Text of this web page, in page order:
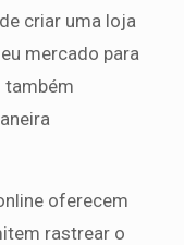
criar uma loja
mercado para
também
oferecem
rastrear o